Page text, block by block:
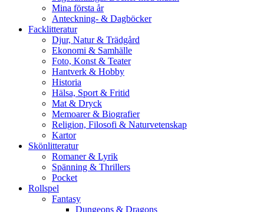
Mina första år
Anteckning- & Dagböcker
Facklitteratur
Djur, Natur & Trädgård
Ekonomi & Samhälle
Foto, Konst & Teater
Hantverk & Hobby
Historia
Hälsa, Sport & Fritid
Mat & Dryck
Memoarer & Biografier
Religion, Filosofi & Naturvetenskap
Kartor
Skönlitteratur
Romaner & Lyrik
Spänning & Thrillers
Pocket
Rollspel
Fantasy
Dungeons & Dragons